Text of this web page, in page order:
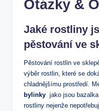
Otázky &
Jaké rostliny
pěstování ve
Pěstování rostlin ve
výběr rostlin, které se
chladnějšímu prostředí.
bylinky
jako ⁤jsou
rostliny nejenže